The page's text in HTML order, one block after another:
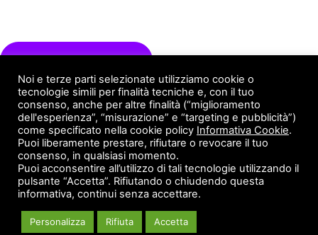
Servizi X Cosplayer
Stampa 3D
Photoset ambientati
Noi e terze parti selezionate utilizziamo cookie o
tecnologie simili per finalità tecniche e, con il tuo
consenso, anche per altre finalità (“miglioramento
dell'esperienza”, “misurazione” e “targeting e pubblicità”)
come specificato nella cookie policy Informativa Cookie.
Puoi liberamente prestare, rifiutare o revocare il tuo
consenso, in qualsiasi momento.
Puoi acconsentire all’utilizzo di tali tecnologie utilizzando il
pulsante “Accetta”. Rifiutando o chiudendo questa
informativa, continui senza accettare.
Personalizza Rifiuta Accetta